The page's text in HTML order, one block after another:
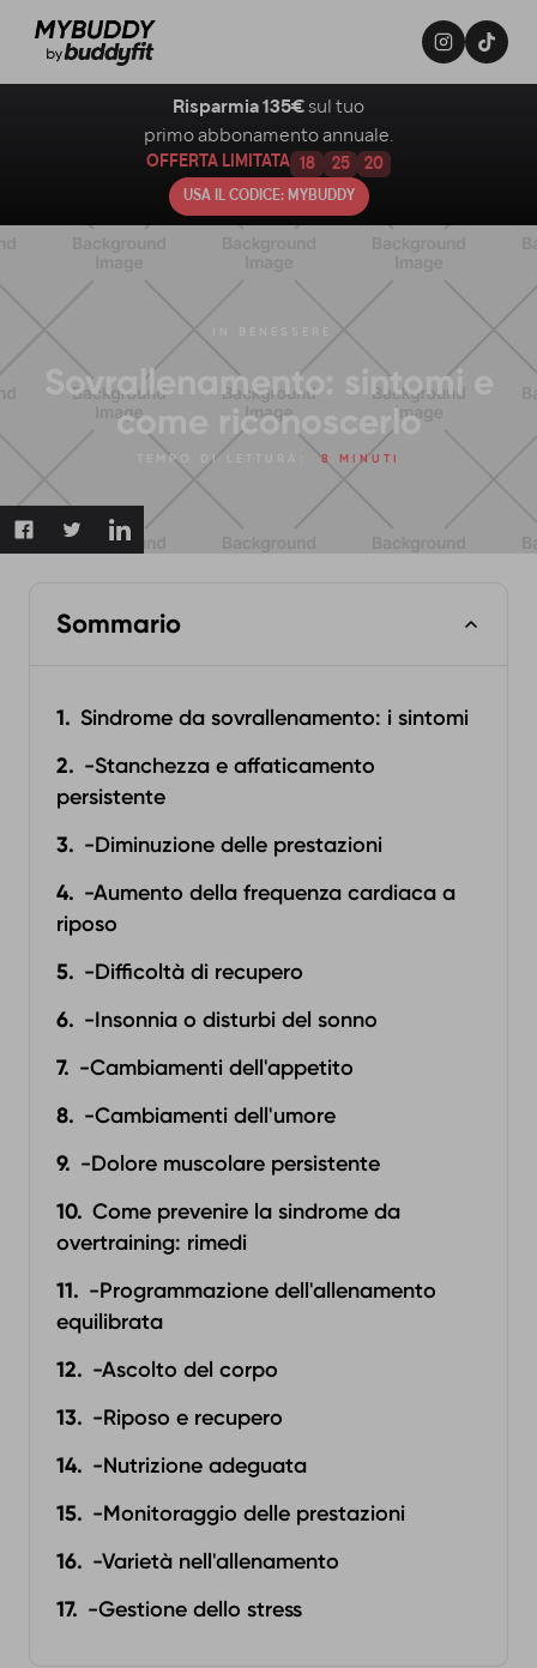
Sovrallenamento: sintomi e
come riconoscerlo
TEMPO DI LETTURA: 8 MINUTI
Sommario
Sindrome da sovrallenamento: i sintomi
-Stanchezza e affaticamento
persistente
-Diminuzione delle prestazioni
-Aumento della frequenza cardiaca a
riposo
-Difficoltà di recupero
-Insonnia o disturbi del sonno
-Cambiamenti dell'appetito
-Cambiamenti dell'umore
-Dolore muscolare persistente
Come prevenire la sindrome da
overtraining: rimedi
-Programmazione dell'allenamento
equilibrata
-Ascolto del corpo
-Riposo e recupero
-Nutrizione adeguata
-Monitoraggio delle prestazioni
-Varietà nell'allenamento
-Gestione dello stress
Risparmia 135€ sul tuo
primo abbonamento annuale.
OFFERTA LIMITATA 18 25 19
USA IL CODICE: MYBUDDY